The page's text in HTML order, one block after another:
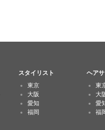
スタイリスト
ヘア
東京
大阪
愛知
福岡
東
大
愛
福